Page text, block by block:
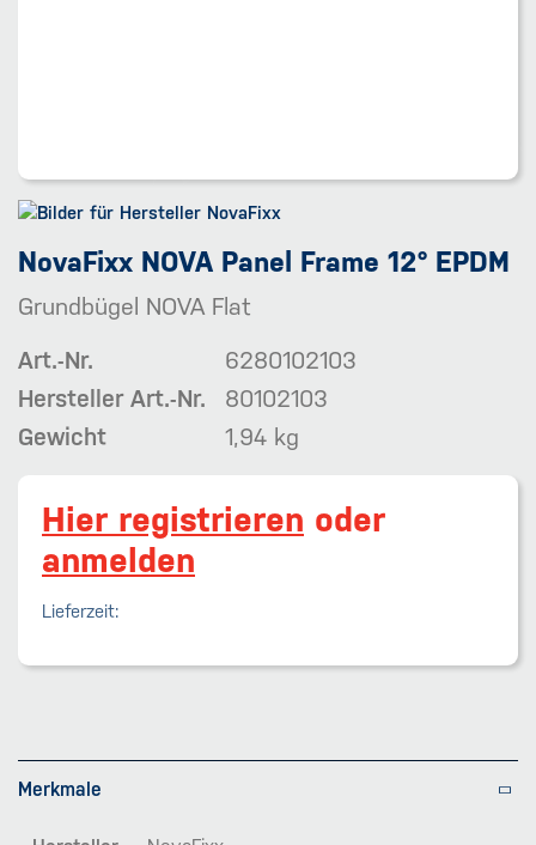
NovaFixx NOVA Panel Frame 12° EPDM
Grundbügel NOVA Flat
Art.-Nr.
6280102103
Hersteller Art.-Nr.
80102103
Gewicht
1,94 kg
Hier registrieren oder
anmelden
Lieferzeit:
Merkmale